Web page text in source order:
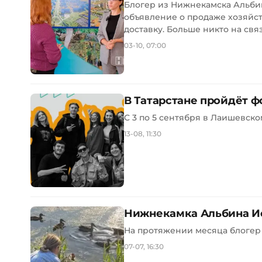
Блогер из Нижнекамска
объявление о продаже
доставку. Больше никто на
03-10, 07:00
В Татарстане пройдёт
С 3 по 5 сентября в
13-08, 11:30
Нижнекамка Альбина
На протяжении месяца
07-07, 16:30